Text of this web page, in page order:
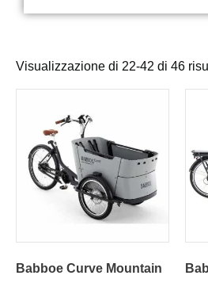
Visualizzazione di 22-42 di 46
Babboe Curve Mountain